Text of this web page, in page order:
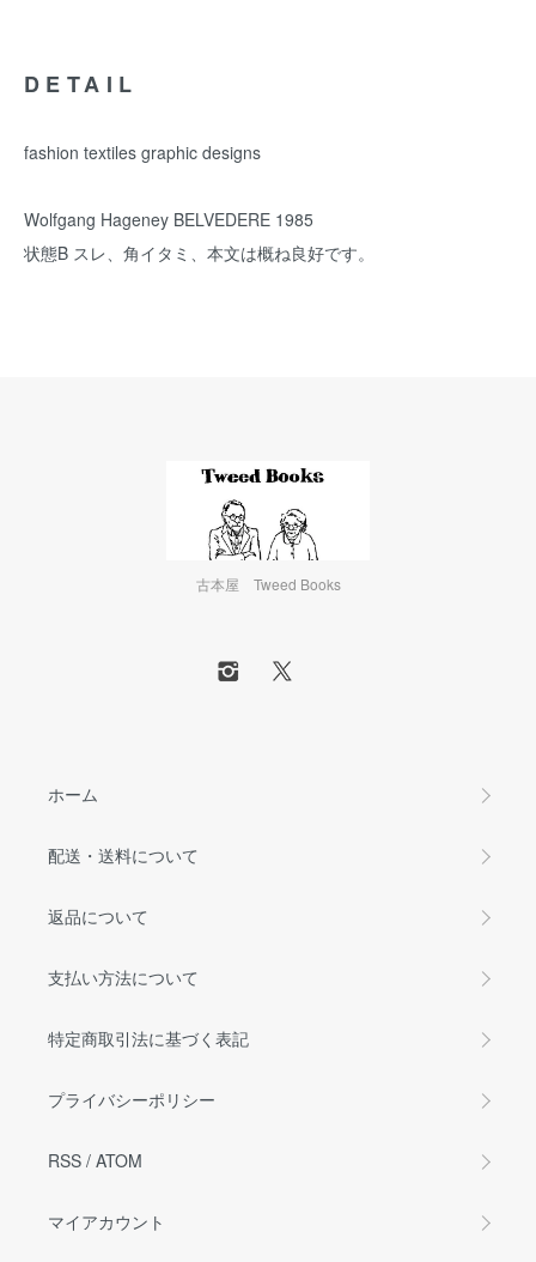
DETAIL
fashion textiles graphic designs
Wolfgang Hageney BELVEDERE 1985
状態B スレ、角イタミ、本文は概ね良好です。
古本屋 Tweed Books
ホーム
配送・送料について
返品について
支払い方法について
特定商取引法に基づく表記
プライバシーポリシー
RSS / ATOM
マイアカウント